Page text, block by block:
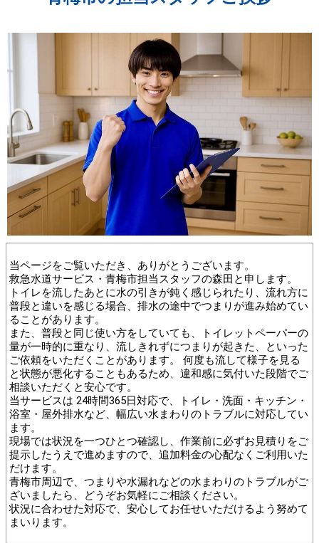
当ページをご覧いただき、ありがとうございます。
救急水道サービス・青梅市担当スタッフの森田と申します。
トイレを流したあとに水の引きが鈍く感じられたり、流れ方に
普段と違いを感じる場合、排水の途中でつまりが進み始めてい
ることがあります。
また、普段と同じ使い方をしていても、トイレットペーパーの
量が一時的に重なり、流しきれずにつまりが起きた、といった
ご依頼をいただくことがあります。 何度も流して様子を見る
と状態が悪化することもあるため、違和感に気付いた段階でご
相談いただくと安心です。
当サービスは 24時間365日対応で、トイレ・洗面・キッチン・
浴室・屋外排水など、幅広い水まわりのトラブルに対応してい
ます。
現場では状況を一つひとつ確認し、作業前に必ずお見積りをご
提示したうえで進めますので、追加料金の心配なくご利用いた
だけます。
青梅市周辺で、つまりや水漏れなどの水まわりのトラブルがご
ざいましたら、どうぞお気軽にご相談ください。
状況に合わせた対応で、安心してお任せいただけるよう努めて
まいります。